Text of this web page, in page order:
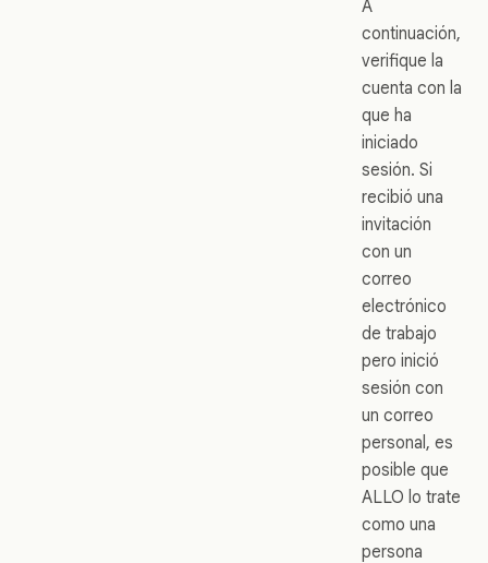
A
continuación,
verifique la
cuenta con la
que ha
iniciado
sesión. Si
recibió una
invitación
con un
correo
electrónico
de trabajo
pero inició
sesión con
un correo
personal, es
posible que
ALLO lo trate
como una
persona